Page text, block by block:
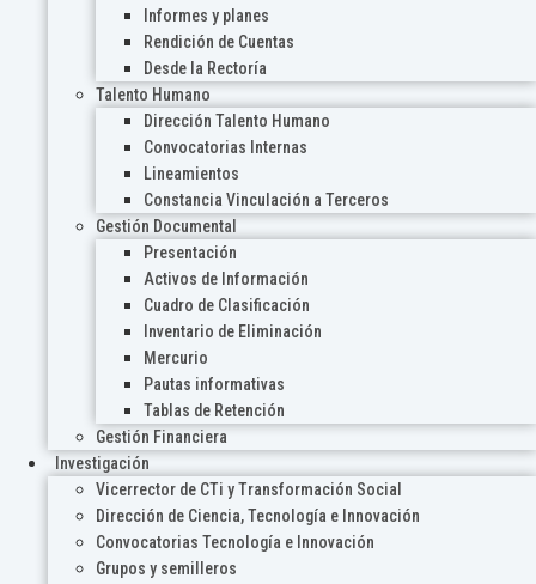
Informes y planes
Rendición de Cuentas
Desde la Rectoría
Talento Humano
Dirección Talento Humano
Convocatorias Internas
Lineamientos
Constancia Vinculación a Terceros
Gestión Documental
Presentación
Activos de Información
Cuadro de Clasificación
Inventario de Eliminación
Mercurio
Pautas informativas
Tablas de Retención
Gestión Financiera
Investigación
Vicerrector de CTi y Transformación Social
Dirección de Ciencia, Tecnología e Innovación
Convocatorias Tecnología e Innovación
Grupos y semilleros